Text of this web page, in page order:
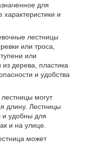
для
и
лестницы
или троса,
или
дерева, пластика
и удобства
могут
длину. Лестницы
и удобны для
и на улице.
может